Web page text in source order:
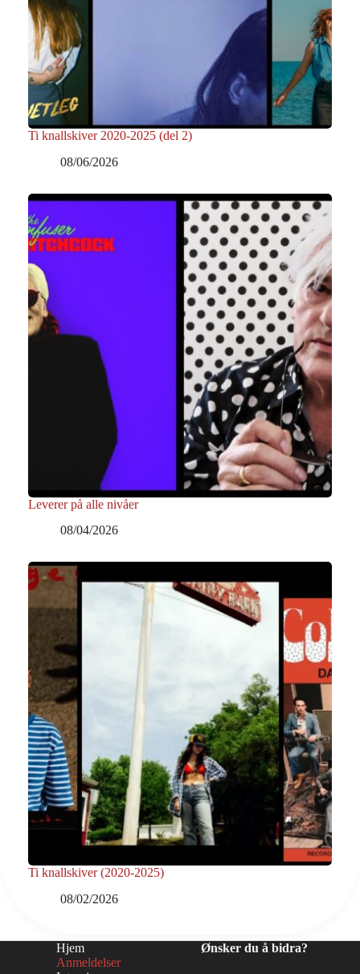
Ti knallskiver 2020-2025 (del 2)
08/06/2026
Leverer på alle nivåer
08/04/2026
Ti knallskiver (2020-2025)
08/02/2026
Hjem
Anmeldelser
Ønsker du å bidra?